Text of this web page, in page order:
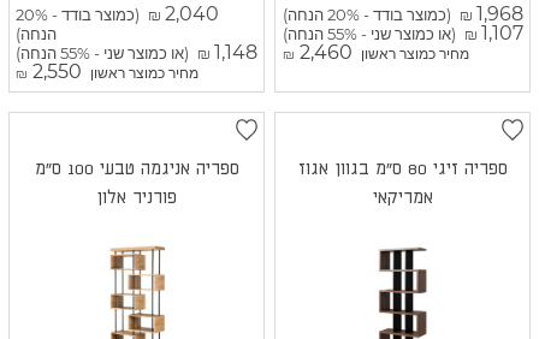
₪ 1,968 (כמוצר בודד - 20% הנחה)
₪ 1,107 (או כמוצר שני - 55% הנחה)
מחיר כמוצר ראשון ₪ 2,460
₪ 2,040
(כמוצר בודד - 20%
הנחה)
₪ 1,148 (או כמוצר שני - 55% הנחה)
מחיר כמוצר ראשון ₪ 2,550
ספריה זיגי 80 ס"מ בגוון אגוז
אמריקאי
ספריה אניגמה טבעי 100 ס"מ
פורניר אלון